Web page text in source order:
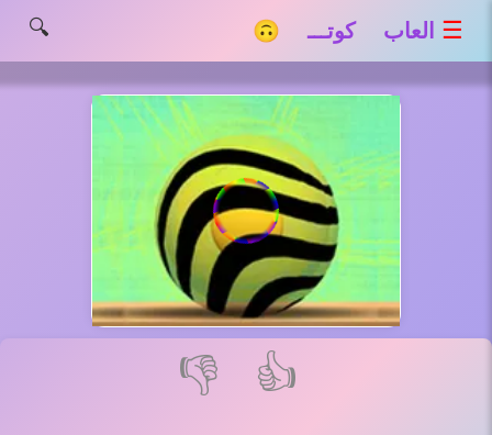
☰ العاب كوتـــ 🙃 🔍
👍
👎